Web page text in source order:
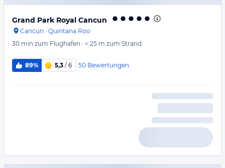
Grand Park Royal Cancun
Cancun · Quintana Roo
30 min zum Flughafen · < 25 m zum Strand
89% 5,3 / 6 50 Bewertungen